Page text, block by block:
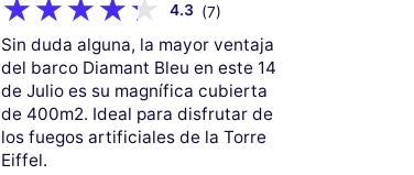
4.3 (7)
Sin duda alguna, la mayor ventaja
del barco Diamant Bleu en este 14
de Julio es su magnífica cubierta
de 400m2. Ideal para disfrutar de
los fuegos artificiales de la Torre
Eiffel.